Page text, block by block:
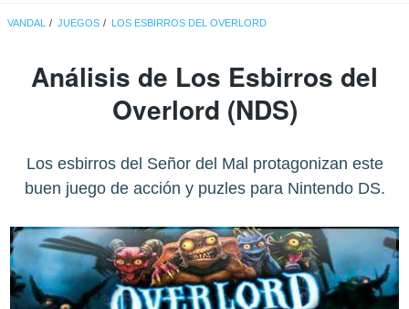
VANDAL JUEGOS LOS ESBIRROS DEL OVERLORD
Análisis de Los Esbirros del
Overlord (NDS)
Los esbirros del Señor del Mal protagonizan este
buen juego de acción y puzles para Nintendo DS.